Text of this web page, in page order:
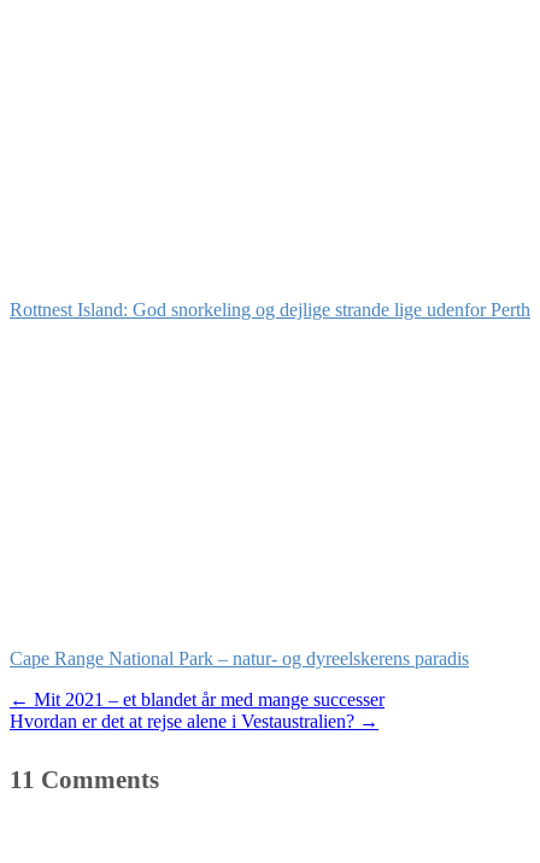
Rottnest Island: God snorkeling og dejlige strande lige udenfor Perth
Cape Range National Park – natur- og dyreelskerens paradis
Post
← Mit 2021 – et blandet år med mange successer
Hvordan er det at rejse alene i Vestaustralien? →
11 Comments